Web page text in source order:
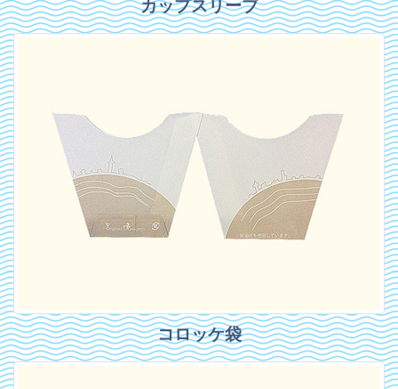
カップスリーブ
コロッケ袋